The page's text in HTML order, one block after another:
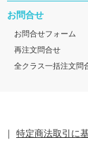
お問合せ
お問合せフォーム
再注文問合せ
全クラス一括注文問
｜ 特定商法取引に